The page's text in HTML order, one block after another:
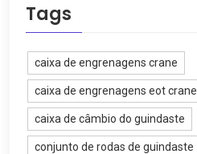
Tags
caixa de engrenagens crane
caixa de engrenagens eot crane
caixa de câmbio do guindaste
conjunto de rodas de guindaste